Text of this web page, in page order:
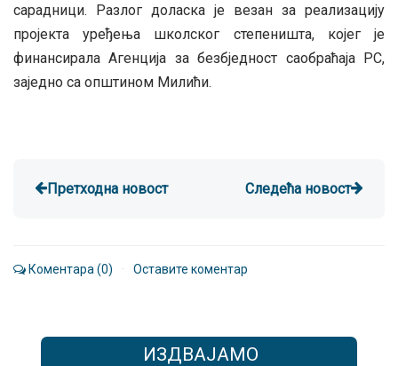
сарадници. Разлог доласка је везан за реализацију
пројекта уређења школског степеништа, којег је
финансирала Агенција за безбједност саобраћаја РС,
заједно са општином Милићи.
Претходна новост Следећа новост
Коментара (0) · Оставите коментар
ИЗДВАЈАМО